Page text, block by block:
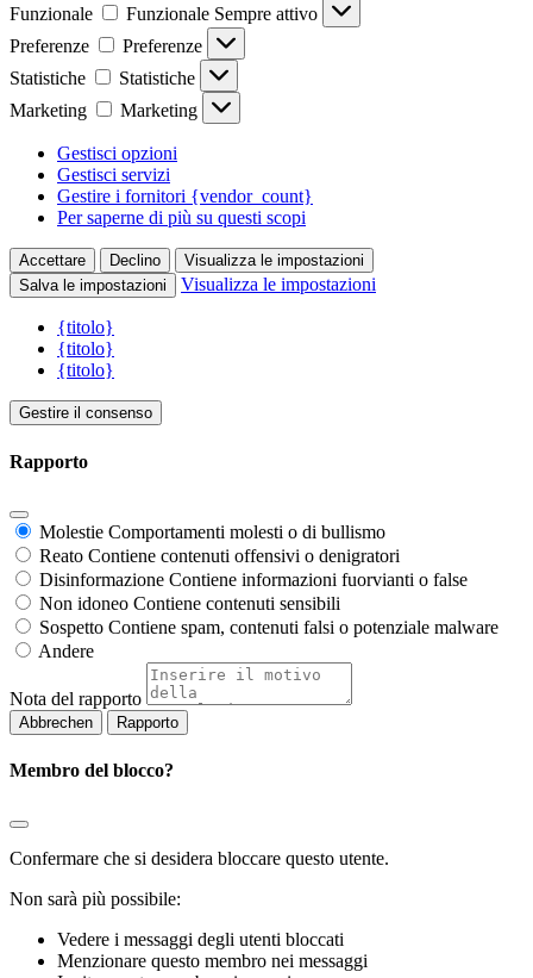
Funzionale
Funzionale Sempre attivo
Preferenze
Preferenze
Statistiche
Statistiche
Marketing
Marketing
Gestisci opzioni
Gestisci servizi
Gestire i fornitori {vendor_count}
Per saperne di più su questi scopi
Accettare Declino
Visualizza le impostazioni
Salva le impostazioni
Visualizza le impostazioni
{titolo}
{titolo}
{titolo}
Gestire il consenso
Rapporto
Molestie Comportamenti molesti o di bullismo
Reato Contiene contenuti offensivi o denigratori
Disinformazione Contiene informazioni fuorvianti o false
Non idoneo Contiene contenuti sensibili
Sospetto Contiene spam, contenuti falsi o potenziale malware
Andere
Nota del rapporto
Rapporto
Membro del blocco?
Confermare che si desidera bloccare questo utente.
Non sarà più possibile:
Vedere i messaggi degli utenti bloccati
Menzionare questo membro nei messaggi